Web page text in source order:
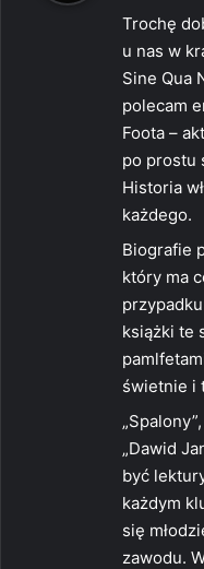
:
Trochę
u nas w
Sine Qua
polecam
Foota –
po prostu
Historia
każdego.
Biografie
który ma
książki te
świetnie i
„Dawid
być
każdym
się
zawodu.